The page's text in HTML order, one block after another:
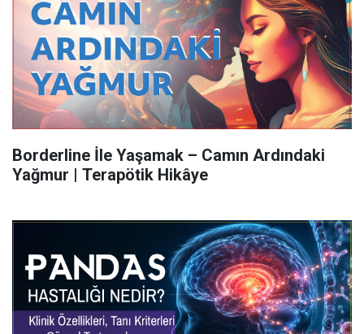
Borderline İle Yaşamak – Camın Ardındaki
Yağmur | Terapötik Hikâye